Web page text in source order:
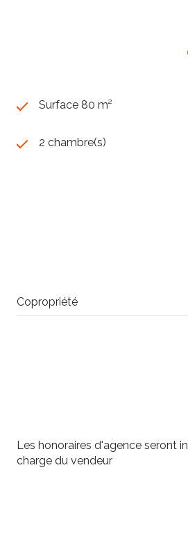
Surface 80 m²
2 chambre(s)
Copropriété
Les honoraires d'agence seront
charge du vendeur